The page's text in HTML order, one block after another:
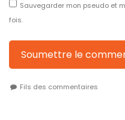
Sauvegarder mon pseudo et
fois.
Soumettre le
Fils des commentaires